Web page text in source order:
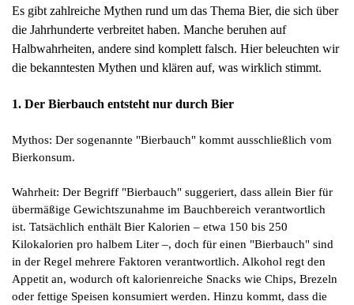
Es gibt zahlreiche Mythen rund um das Thema Bier, die sich über
die Jahrhunderte verbreitet haben. Manche beruhen auf
Halbwahrheiten, andere sind komplett falsch. Hier beleuchten wir
die bekanntesten Mythen und klären auf, was wirklich stimmt.
1. Der Bierbauch entsteht nur durch Bier
Mythos: Der sogenannte "Bierbauch" kommt ausschließlich vom
Bierkonsum.
Wahrheit: Der Begriff "Bierbauch" suggeriert, dass allein Bier für
übermäßige Gewichtszunahme im Bauchbereich verantwortlich
ist. Tatsächlich enthält Bier Kalorien – etwa 150 bis 250
Kilokalorien pro halbem Liter –, doch für einen "Bierbauch" sind
in der Regel mehrere Faktoren verantwortlich. Alkohol regt den
Appetit an, wodurch oft kalorienreiche Snacks wie Chips, Brezeln
oder fettige Speisen konsumiert werden. Hinzu kommt, dass die